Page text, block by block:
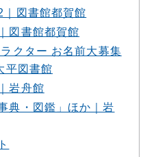
｜図書館都賀館
図書館都賀館
クター お名前大募集
平図書館
岩舟館
典・図鑑」ほか｜岩